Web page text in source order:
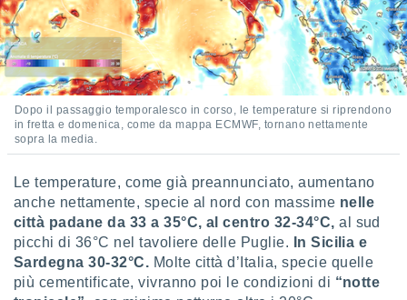
Per
tuo
o
dei
facendo
cookie
sito
Dopo il passaggio temporalesco in corso, le temperature si riprendono
in fretta e domenica, come da mappa ECMWF, tornano nettamente
sopra la media.
Le temperature, come già preannunciato, aumentano
anche nettamente, specie al nord con massime nelle
città padane da 33 a 35°C, al centro 32-34°C,al sud
picchi di 36°C nel tavoliere delle Puglie. In Sicilia e
Sardegna 30-32°C. Molte città d’Italia, specie quelle
più cementificate, vivranno poi le condizioni di “notte